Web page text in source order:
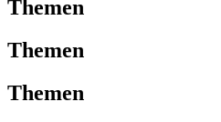
Themen
Themen
Themen